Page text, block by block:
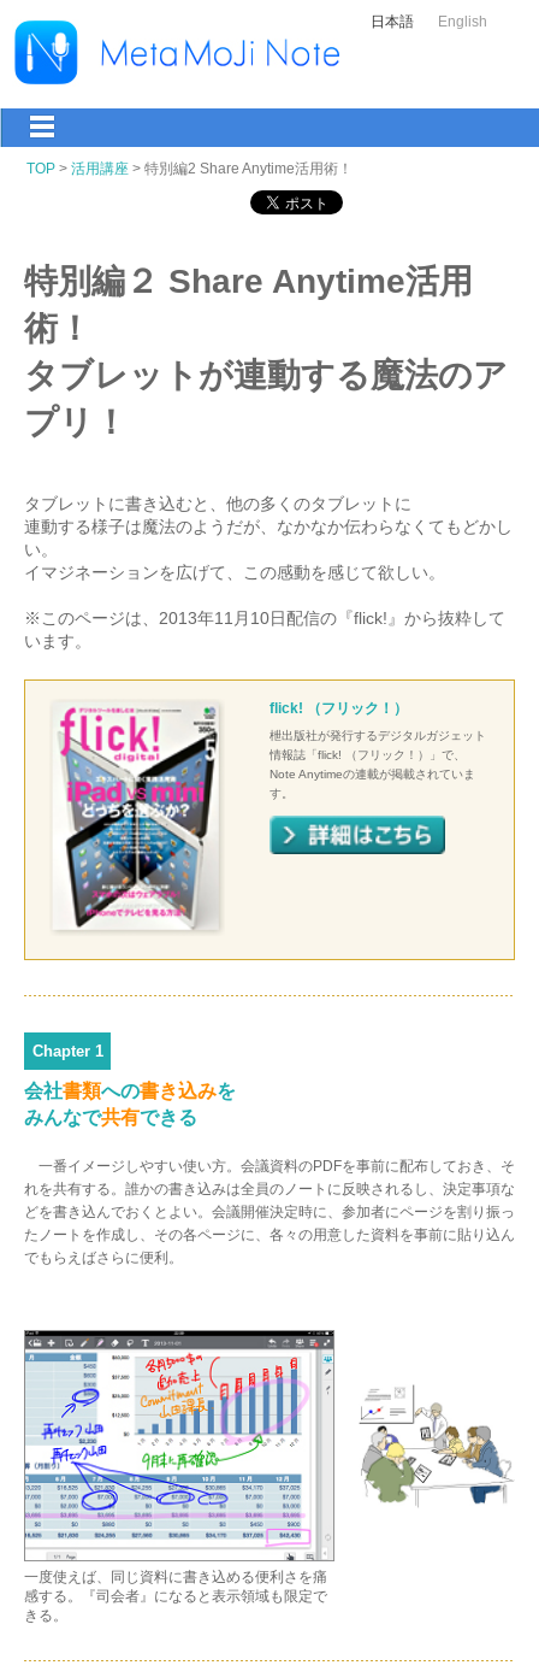
日本語 English
TOP > 活用講座 > 特別編2 Share Anytime活用術！
特別編２ Share Anytime活用
術！
タブレットが連動する魔法のア
プリ！
タブレットに書き込むと、他の多くのタブレットに
連動する様子は魔法のようだが、なかなか伝わらなくてもどかし
い。
イマジネーションを広げて、この感動を感じて欲しい。
※このページは、2013年11月10日配信の『flick!』から抜粋して
います。
flick! （フリック！）
枻出版社が発行するデジタルガジェット
情報誌「flick! （フリック！）」で、
Note Anytimeの連載が掲載されていま
す。
Chapter 1
会社書類への書き込みを
みんなで共有できる
一番イメージしやすい使い方。会議資料のPDFを事前に配布しておき、そ
れを共有する。誰かの書き込みは全員のノートに反映されるし、決定事項な
どを書き込んでおくとよい。会議開催決定時に、参加者にページを割り振っ
たノートを作成し、その各ページに、各々の用意した資料を事前に貼り込ん
でもらえばさらに便利。
一度使えば、同じ資料に書き込める便利さを痛
感する。『司会者』になると表示領域も限定で
きる。